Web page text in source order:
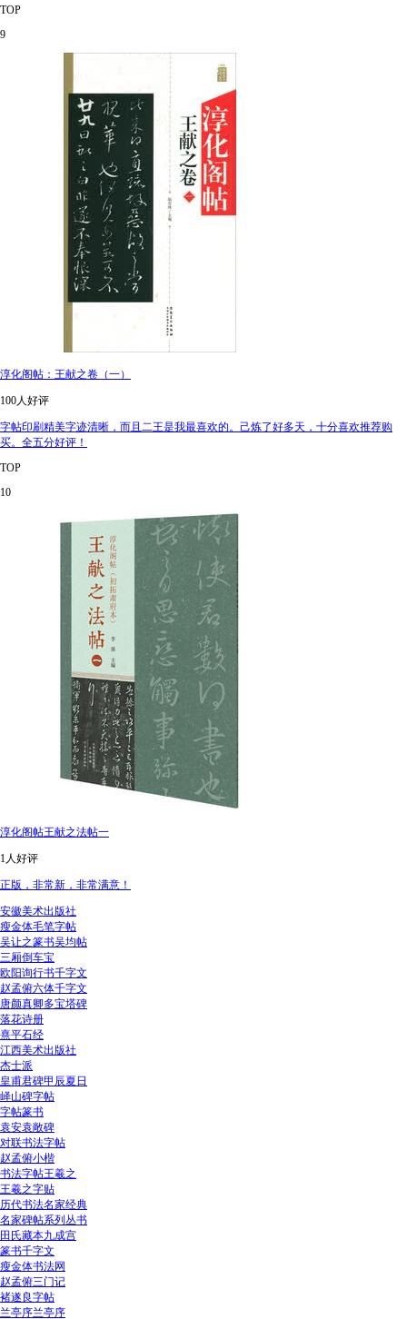
TOP
9
淳化阁帖：王献之卷（一）
100人好评
字帖印刷精美字迹清晰，而且二王是我最喜欢的。己炼了好多天，十分喜欢推荐购
买。全五分好评！
TOP
10
淳化阁帖王献之法帖一
1人好评
正版，非常新，非常满意！
安徽美术出版社
瘦金体毛笔字帖
吴让之篆书吴均帖
三厢倒车宝
欧阳询行书千字文
赵孟俯六体千字文
唐颜真卿多宝塔碑
落花诗册
熹平石经
江西美术出版社
杰士派
皇甫君碑甲辰夏日
峄山碑字帖
字帖篆书
袁安袁敞碑
对联书法字帖
赵孟俯小楷
书法字帖王羲之
王羲之字贴
历代书法名家经典
名家碑帖系列丛书
田氏藏本九成宫
篆书千字文
瘦金体书法网
赵孟俯三门记
褚遂良字帖
兰亭序兰亭序